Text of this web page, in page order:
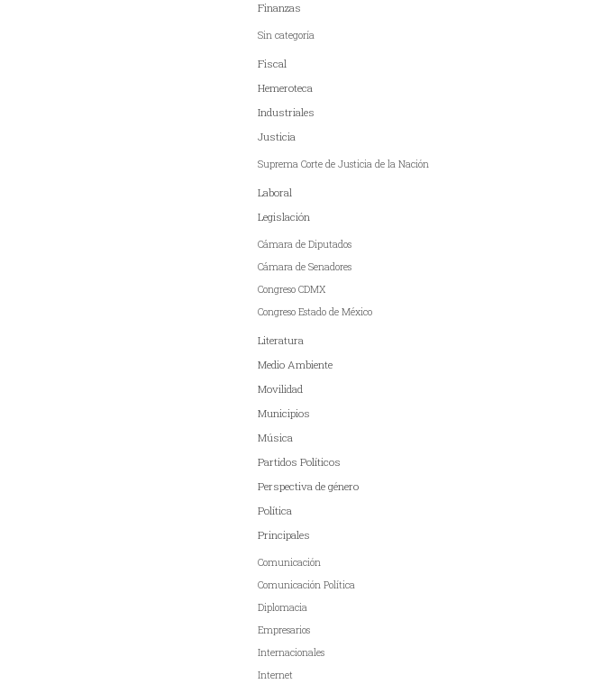
Finanzas
Sin categoría
Fiscal
Hemeroteca
Industriales
Justicia
Suprema Corte de Justicia de la Nación
Laboral
Legislación
Cámara de Diputados
Cámara de Senadores
Congreso CDMX
Congreso Estado de México
Literatura
Medio Ambiente
Movilidad
Municipios
Música
Partidos Políticos
Perspectiva de género
Política
Principales
Comunicación
Comunicación Política
Diplomacia
Empresarios
Internacionales
Internet